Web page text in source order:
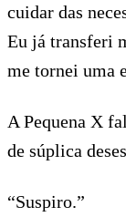
cuidar das
Eu já transferi
me tornei uma
A Pequena X
de súplica
“Suspiro.”